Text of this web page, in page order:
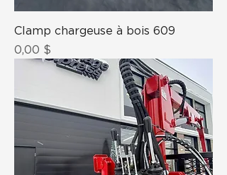
Clamp chargeuse à bois 609
Prix
0,00 $